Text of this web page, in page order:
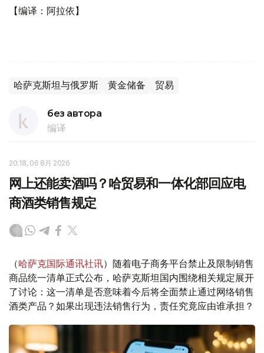
【编译：阿拉依】
哈萨克斯坦与俄罗斯 黄金储备 贸易
без автора
编译
20:18, 06 8月 2026
网上还能卖酒吗？哈贸易和一体化部回应电
商酒类销售规定
（哈萨克国际通讯社讯）随着电子商务平台禁止及限制销售
商品统一清单正式公布，哈萨克斯坦国内围绕相关规定展开
了讨论：这一清单是否意味着今后将全面禁止通过网络销售
酒类产品？如果出现违法销售行为，责任究竟应由谁承担？